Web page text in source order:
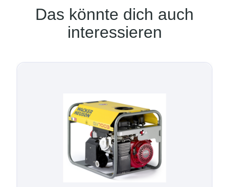
Das könnte dich auch
interessieren